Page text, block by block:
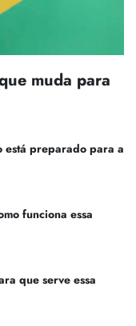
muda para
está preparado para a
funciona essa
que serve essa